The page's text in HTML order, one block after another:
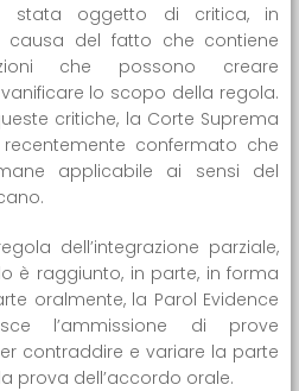
stata oggetto di critica, in
causa del fatto che contiene
che possono creare
lo scopo della regola.
critiche, la Corte Suprema
recentemente confermato che
applicabile ai sensi del
dell’integrazione parziale,
è raggiunto, in parte, in forma
oralmente, la Parol Evidence
l’ammissione di prove
contraddire e variare la parte
prova dell’accordo orale.